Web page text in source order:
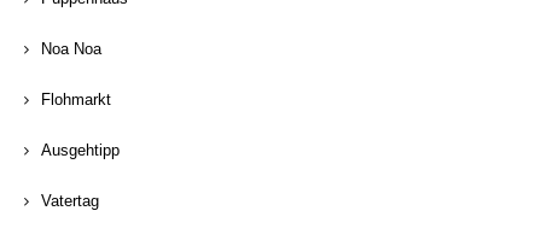
Noa Noa
Flohmarkt
Ausgehtipp
Vatertag